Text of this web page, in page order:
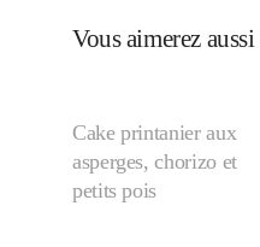
Vous aimerez aussi
Cake printanier aux
asperges, chorizo et
petits pois